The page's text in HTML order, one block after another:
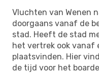
Vluchten van Wenen
doorgaans vanaf de
stad. Heeft de stad
het vertrek ook vanaf
plaatsvinden. Hier
de tijd voor het